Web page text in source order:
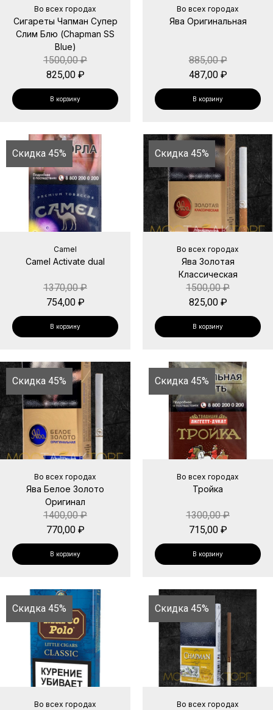
Во всех городах
Сигареты Чапман Супер
Слим Блю (Chapman SS
Blue)
1500,00₽
825,00 ₽
В корзину
Во всех городах
Ява Оригинальная
885,00₽
487,00 ₽
В корзину
Скидка 45%
Camel
Camel Activate dual
1370,00₽
754,00 ₽
В корзину
Скидка 45%
Во всех городах
Ява Золотая
Классическая
1500,00₽
825,00 ₽
В корзину
Скидка 45%
Во всех городах
Ява Белое Золото
Оригинал
1400,00₽
770,00 ₽
В корзину
Скидка 45%
Во всех городах
Тройка
1300,00₽
715,00 ₽
В корзину
Скидка 45%
Во всех городах
Скидка 45%
Во всех городах